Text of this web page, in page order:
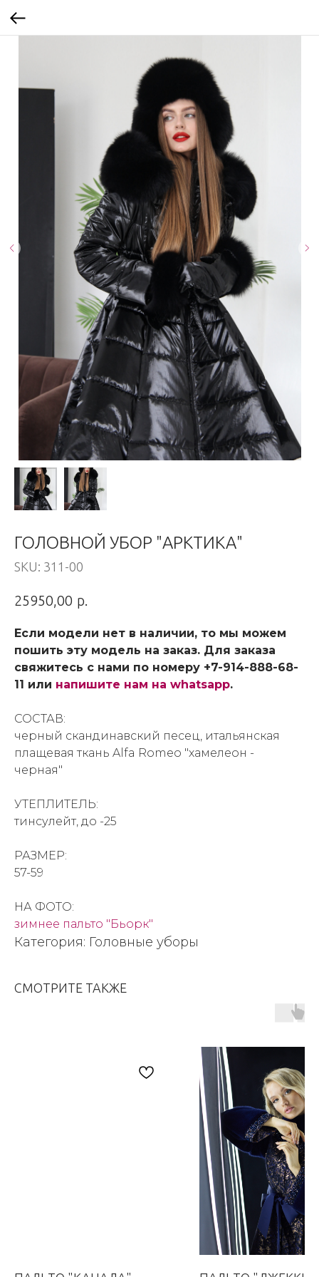
ГОЛОВНОЙ УБОР "АРКТИКА"
SKU: 311-00
25950,00 р.
Если модели нет в наличии, то мы можем
пошить эту модель на заказ. Для заказа
свяжитесь с нами по номеру +7-914-888-68-
11 или напишите нам на whatsapp.
СОСТАВ:
черный скандинавский песец, итальянская
плащевая ткань Alfa Romeo "хамелеон -
черная"
УТЕПЛИТЕЛЬ:
тинсулейт, до -25
РАЗМЕР:
57-59
НА ФОТО:
зимнее пальто "Бьорк"
Категория: Головные уборы
СМОТРИТЕ ТАКЖЕ